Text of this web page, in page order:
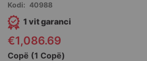
images
gallery
Kodi 40988
1 vit garanci
€1,086.69
Copë (1 Copë)